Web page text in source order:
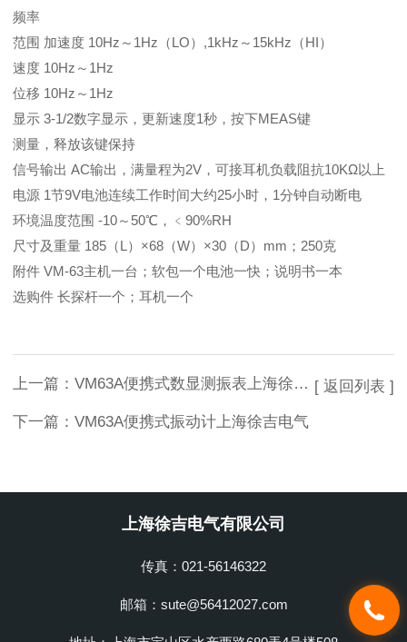
频率
范围 加速度 10Hz～1Hz（LO）,1kHz～15kHz（HI）
速度 10Hz～1Hz
位移 10Hz～1Hz
显示 3-1/2数字显示，更新速度1秒，按下MEAS键
测量，释放该键保持
信号输出 AC输出，满量程为2V，可接耳机负载阻抗10KΩ以上
电源 1节9V电池连续工作时间大约25小时，1分钟自动断电
环境温度范围 -10～50℃，﹤90%RH
尺寸及重量 185（L）×68（W）×30（D）mm；250克
附件 VM-63主机一台；软包一个电池一快；说明书一本
选购件 长探杆一个；耳机一个
上一篇： VM63A便携式数显测振表上海徐吉电气
下一篇： VM63A便携式振动计上海徐吉电气
[ 返回列表 ]
上海徐吉电气有限公司
传真：021-56146322
邮箱：sute@56412027.com